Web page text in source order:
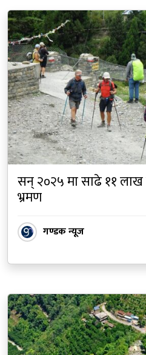
सन् २०२५ मा साढे ११
भ्रमण
गण्डक न्यूज